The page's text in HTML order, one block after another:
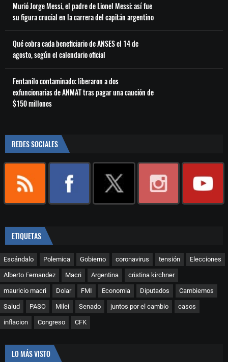
Murió Jorge Messi, el padre de Lionel Messi: así fue
su figura crucial en la carrera del capitán argentino
Qué cobra cada beneficiario de ANSES el 14 de
agosto, según el calendario oficial
Fentanilo contaminado: liberaron a dos
exfuncionarias de ANMAT tras pagar una caución de
$150 millones
REDES SOCIALES
ETIQUETAS
Escándalo Polemica Gobierno coronavirus tensión Elecciones
Alberto Fernandez Macri Argentina cristina kirchner
mauricio macri Dolar FMI Economia Diputados Cambiemos
Salud PASO Milei Senado juntos por el cambio casos
inflacion Congreso CFK
LO MÁS VISTO